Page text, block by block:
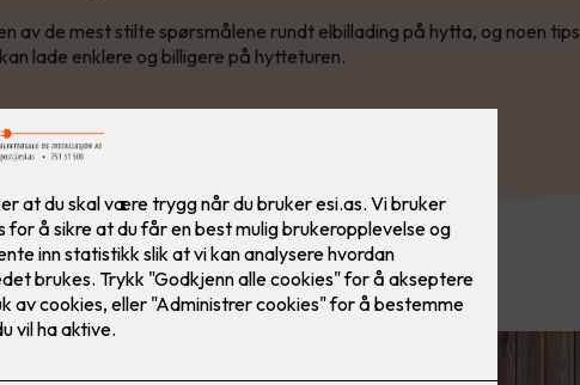
av de mest stilte spørsmålene rundt elbillading på hytta, og noen tips
lade enklere og billigere på hytteturen.